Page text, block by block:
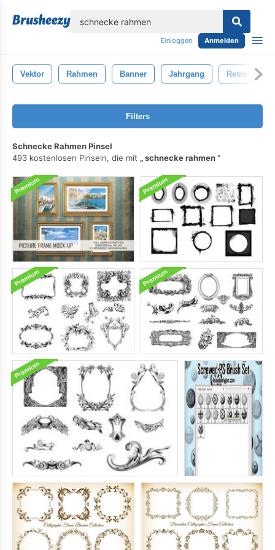
Einloggen Anmelden
Vektor Rahmen Banner Jahrgang Retro
Filters
Schnecke Rahmen Pinsel
493 kostenlosen Pinseln, die mit
schnecke rahmen